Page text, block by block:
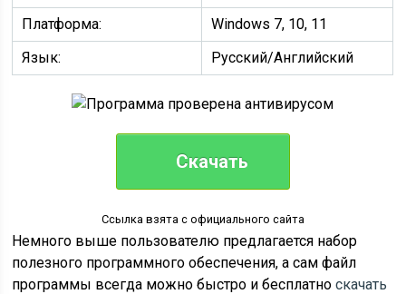
Платформа:
Windows 7, 10, 11
Язык:
Русский/Английский
Скачать
Ссылка взята с официального сайта
Немного выше пользователю предлагается набор
полезного программного обеспечения, а сам файл
программы всегда можно быстро и бесплатноскачать